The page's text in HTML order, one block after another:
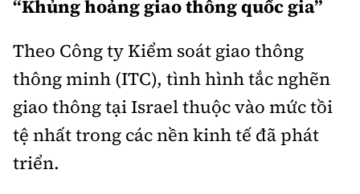
Mời thầu - Đấu thầu
Thi viết về GTVT
Gương sáng giao thông
360 độ thể thao
Sản phẩm mới
Tư vấn
Thế giới
Thời sự Quốc tế
Hồ sơ tài liệu
Thế giới giao thông
Thế giới xây dựng
Đi ++
Du lịch
Khám phá
Lối sống
Video
Thời sự
“Khủng hoảng giao thông quốc gia”
Theo Công ty Kiểm soát giao thông
thông minh (ITC), tình hình tắc nghẽn
giao thông tại Israel thuộc vào mức tồi
tệ nhất trong các nền kinh tế đã phát
triển.